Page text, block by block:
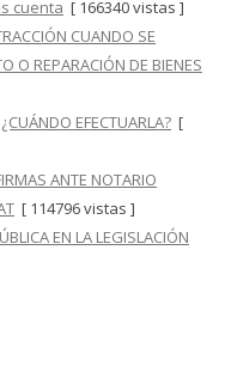
cuenta [ 166340 vistas ]
CUANDO SE
O REPARACIÓN DE BIENES
EFECTUARLA? [
ANTE NOTARIO
[ 114796 vistas ]
EN LA LEGISLACIÓN